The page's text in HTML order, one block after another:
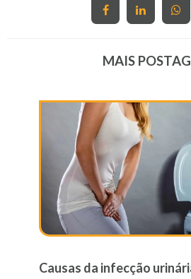
MAIS
Causas da infecção